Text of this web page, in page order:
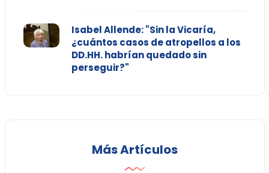
Isabel Allende: "Sin la Vicaría,
¿cuántos casos de atropellos a los
DD.HH. habrían quedado sin
perseguir?"
Más Artículos